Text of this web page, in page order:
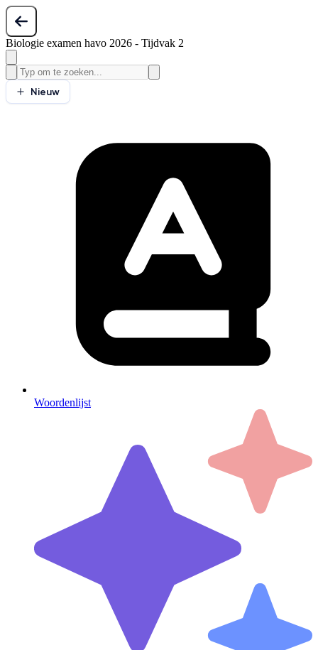
Biologie examen havo 2026 - Tijdvak 2
Nieuw
Woordenlijst